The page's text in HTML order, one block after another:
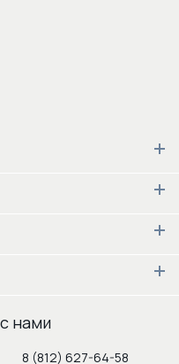
нами
8 (812) 627-64-58